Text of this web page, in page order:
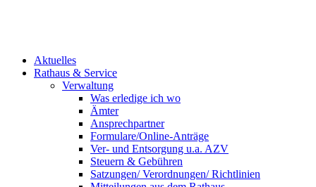
Aktuelles
Rathaus & Service
Verwaltung
Was erledige ich wo
Ämter
Ansprechpartner
Formulare/Online-Anträge
Ver- und Entsorgung u.a. AZV
Steuern & Gebühren
Satzungen/ Verordnungen/ Richtlinien